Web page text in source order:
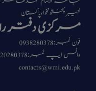
خیبرپختونخوا،پاکستان
مرکزی دفتر
فون نمبر:0938280378
واٹس ایپ نمبر:03120280378
contacts@wmi.edu.pk